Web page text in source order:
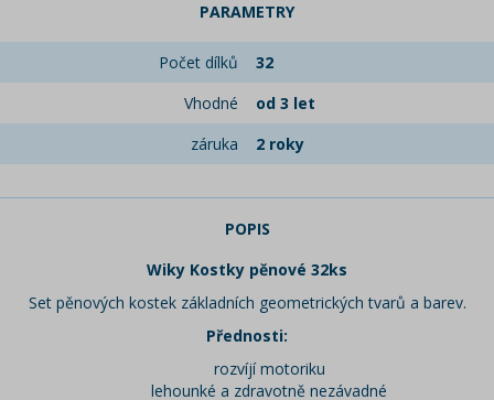
PARAMETRY
Počet dílků
32
Vhodné
od 3 let
záruka
2 roky
POPIS
Wiky Kostky pěnové 32ks
Set pěnových kostek základních geometrických tvarů a barev.
Přednosti:
rozvíjí motoriku
lehounké a zdravotně nezávadné